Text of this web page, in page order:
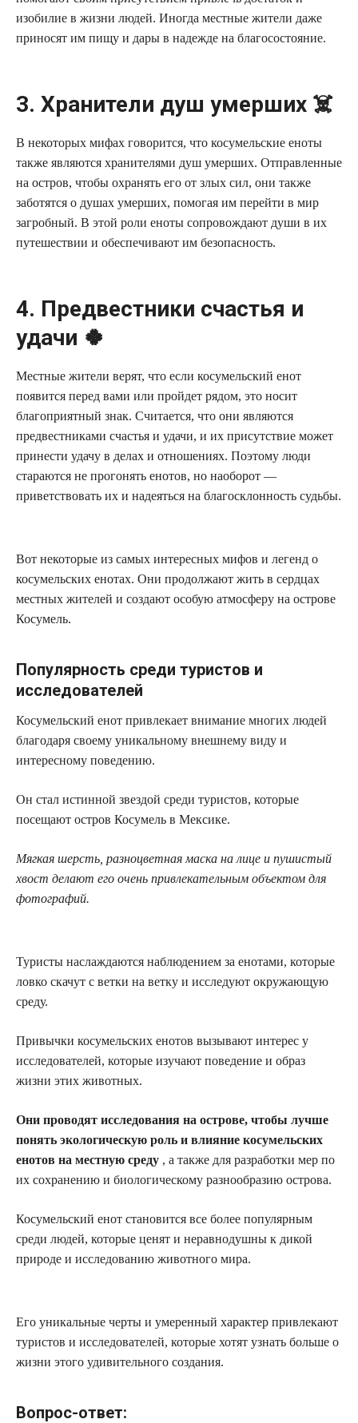
изобилие в жизни людей. Иногда местные жители даже
приносят им пищу и дары в надежде на благосостояние.
3. Хранители душ умерших ☠️
В некоторых мифах говорится, что косумельские еноты
также являются хранителями душ умерших. Отправленные
на остров, чтобы охранять его от злых сил, они также
заботятся о душах умерших, помогая им перейти в мир
загробный. В этой роли еноты сопровождают души в их
путешествии и обеспечивают им безопасность.
4. Предвестники счастья и
удачи 🍀
Местные жители верят, что если косумельский енот
появится перед вами или пройдет рядом, это носит
благоприятный знак. Считается, что они являются
предвестниками счастья и удачи, и их присутствие может
принести удачу в делах и отношениях. Поэтому люди
стараются не прогонять енотов, но наоборот —
приветствовать их и надеяться на благосклонность судьбы.
Вот некоторые из самых интересных мифов и легенд о
косумельских енотах. Они продолжают жить в сердцах
местных жителей и создают особую атмосферу на острове
Косумель.
Популярность среди туристов и
исследователей
Косумельский енот привлекает внимание многих людей
благодаря своему уникальному внешнему виду и
интересному поведению.
Он стал истинной звездой среди туристов, которые
посещают остров Косумель в Мексике.
Мягкая шерсть, разноцветная маска на лице и пушистый
хвост делают его очень привлекательным объектом для
фотографий.
Туристы наслаждаются наблюдением за енотами, которые
ловко скачут с ветки на ветку и исследуют окружающую
среду.
Привычки косумельских енотов вызывают интерес у
исследователей, которые изучают поведение и образ
жизни этих животных.
Они проводят исследования на острове, чтобы лучше
понять экологическую роль и влияние косумельских
енотов на местную среду , а также для разработки мер по
их сохранению и биологическому разнообразию острова.
Косумельский енот становится все более популярным
среди людей, которые ценят и неравнодушны к дикой
природе и исследованию животного мира.
Его уникальные черты и умеренный характер привлекают
туристов и исследователей, которые хотят узнать больше о
жизни этого удивительного создания.
Вопрос-ответ: